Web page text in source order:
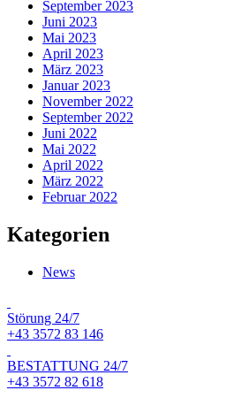
September 2023
Juni 2023
Mai 2023
April 2023
März 2023
Januar 2023
November 2022
September 2022
Juni 2022
Mai 2022
April 2022
März 2022
Februar 2022
Kategorien
News
Störung 24/7
+43 3572 83 146
BESTATTUNG 24/7
+43 3572 82 618